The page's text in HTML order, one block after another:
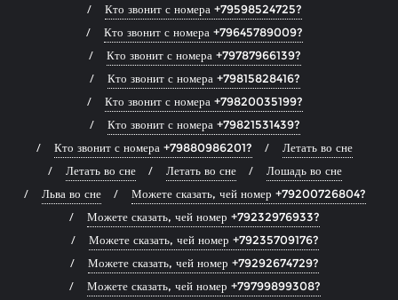
Кто звонит с номера +79598524725?
Кто звонит с номера +79645789009?
Кто звонит с номера +79787966139?
Кто звонит с номера +79815828416?
Кто звонит с номера +79820035199?
Кто звонит с номера +79821531439?
Кто звонит с номера +79880986201?
Летать во сне
Летать во сне
Летать во сне
Лошадь во сне
Льва во сне
Можете сказать, чей номер +79200726804?
Можете сказать, чей номер +79232976933?
Можете сказать, чей номер +79235709176?
Можете сказать, чей номер +79292674729?
Можете сказать, чей номер +79799899308?